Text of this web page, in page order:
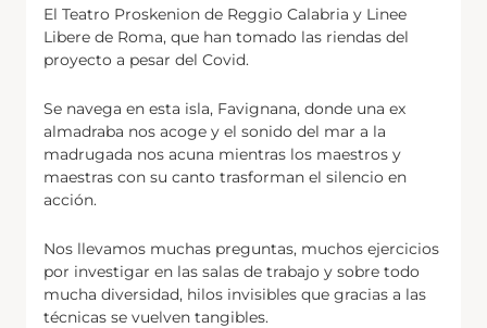
El Teatro Proskenion de Reggio Calabria y Linee
Libere de Roma, que han tomado las riendas del
proyecto a pesar del Covid.
Se navega en esta isla, Favignana, donde una ex
almadraba nos acoge y el sonido del mar a la
madrugada nos acuna mientras los maestros y
maestras con su canto trasforman el silencio en
acción.
Nos llevamos muchas preguntas, muchos ejercicios
por investigar en las salas de trabajo y sobre todo
mucha diversidad, hilos invisibles que gracias a las
técnicas se vuelven tangibles.